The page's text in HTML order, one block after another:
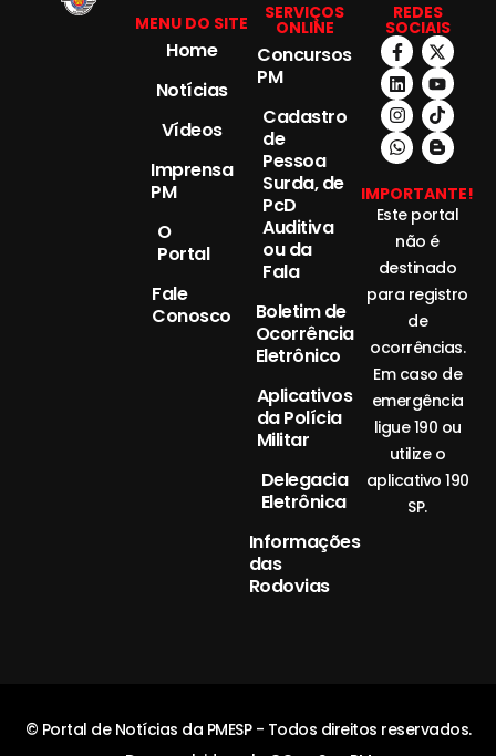
MENU DO SITE
Home
Notícias
Vídeos
Imprensa
PM
O
Portal
Fale
Conosco
SERVIÇOS
ONLINE
Concursos
PM
Cadastro
de
Pessoa
Surda, de
PcD
Auditiva
ou da
Fala
Boletim de
Ocorrência
Eletrônico
Aplicativos
da Polícia
Militar
Delegacia
Eletrônica
Informações
das
Rodovias
REDES
SOCIAIS
IMPORTANTE!
Este portal
não é
destinado
para registro
de
ocorrências.
Em caso de
emergência
ligue 190 ou
utilize o
aplicativo 190
SP.
© Portal de Notícias da PMESP - Todos direitos reservados.